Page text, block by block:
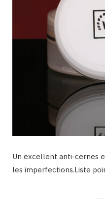
Un excellent anti-cernes
les imperfections.Liste